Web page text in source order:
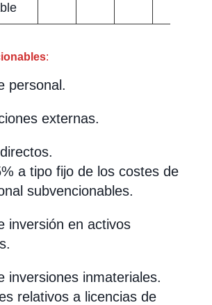
:
personal.
externas.
a tipo fijo de los costes de
subvencionables.
inversión en activos
inversiones inmateriales.
relativos a licencias de